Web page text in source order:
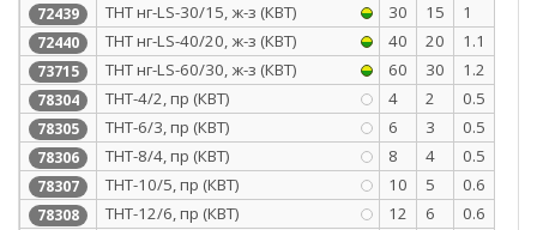
72439 ТНТ нг-LS-30/15, ж-з (КВТ) 30 15 1
72440 ТНТ нг-LS-40/20, ж-з (КВТ) 40 20 1.1
73715 ТНТ нг-LS-60/30, ж-з (КВТ) 60 30 1.2
78304 ТНТ-4/2, пр (КВТ) 4 2 0.5
78305 ТНТ-6/3, пр (КВТ) 6 3 0.5
78306 ТНТ-8/4, пр (КВТ) 8 4 0.5
78307 ТНТ-10/5, пр (КВТ) 10 5 0.6
78308 ТНТ-12/6, пр (КВТ) 12 6 0.6